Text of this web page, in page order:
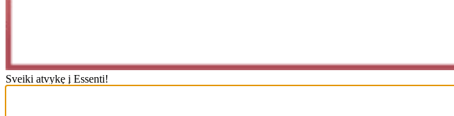
Sveiki atvykę į Essenti!